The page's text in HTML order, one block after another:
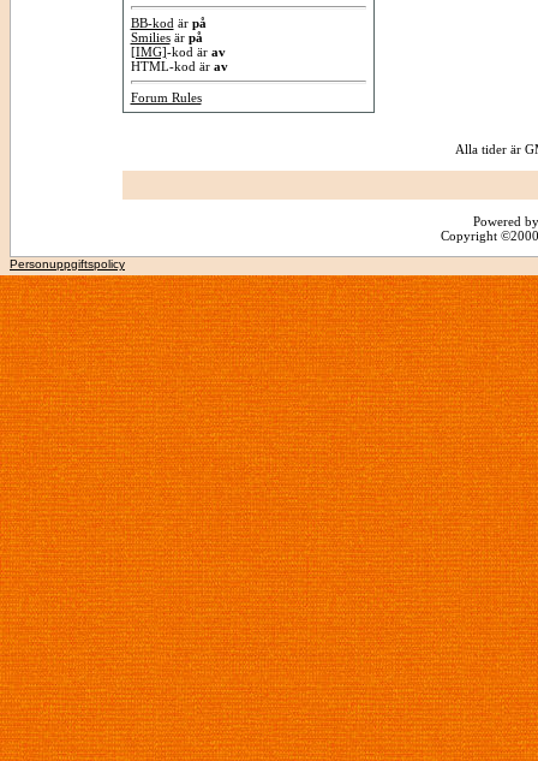
BB-kod är på
Smiliesär på
[IMG]-kod är av
HTML-kod är av
Forum Rules
Alla tider är
Powered
Copyright
Personuppgiftspolicy